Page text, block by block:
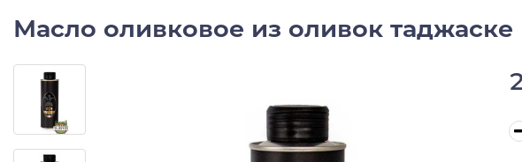
Масло оливковое из оливок